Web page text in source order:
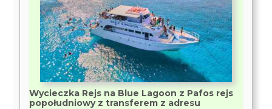
Wycieczka Rejs na Blue Lagoon z Pafos rejs
popołudniowy z transferem z adresu